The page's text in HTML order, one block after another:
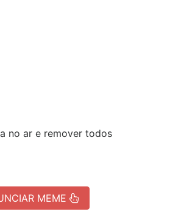
no ar e remover todos
MEME